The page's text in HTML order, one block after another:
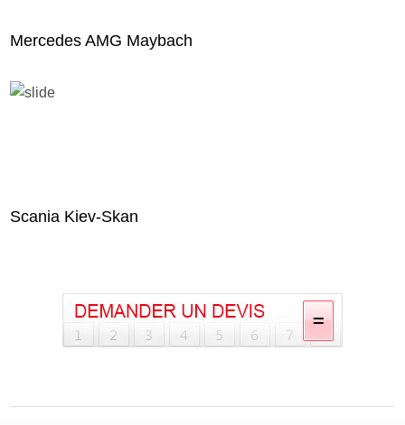
Mercedes AMG Maybach
Scania Kiev-Skan